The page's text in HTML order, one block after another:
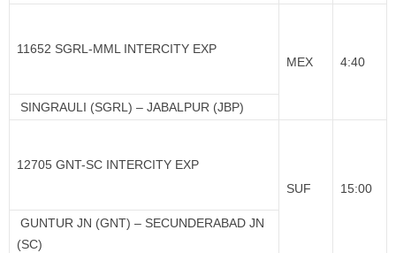
11652 SGRL-MML INTERCITY EXP
MEX
4:40
SINGRAULI (SGRL) – JABALPUR (JBP)
12705 GNT-SC INTERCITY EXP
SUF
15:00
GUNTUR JN (GNT) – SECUNDERABAD JN
(SC)